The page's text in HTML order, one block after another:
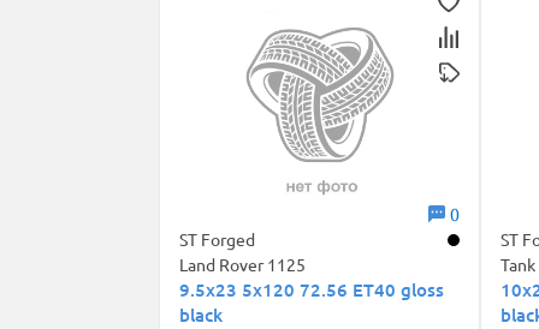
0
ST Forged
Land Rover 1125
9.5x23 5x120 72.56 ET40 gloss
black
ST